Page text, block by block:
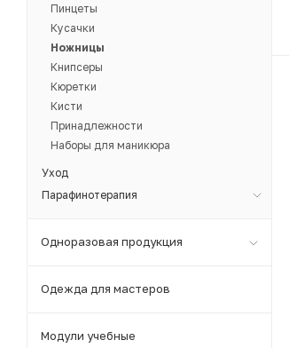
Пинцеты
Кусачки
Ножницы
Книпсеры
Кюретки
Кисти
Принадлежности
Наборы для маникюра
Уход
Парафинотерапия
Одноразовая продукция
Одежда для мастеров
Модули учебные